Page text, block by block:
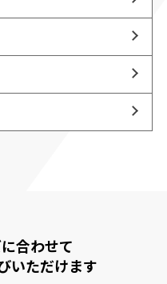
合わせて
いただけます